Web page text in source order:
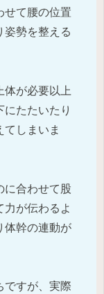
せて腰の位置
姿勢を整える
体が必要以上
たたいたり
てしまいま
に合わせて股
力が伝わるよ
体幹の連動が
ですが、実際